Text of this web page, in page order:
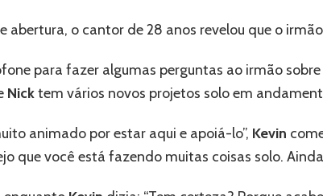
Jonas
durante
‘Saturday
Live’
–
abertura, o cantor de 28 anos revelou que o
para fazer algumas perguntas ao irmão
Nicktem vários novos projetos solo em
animado por estar aqui e apoiá-lo”, Kevin
que você está fazendo muitas coisas solo.